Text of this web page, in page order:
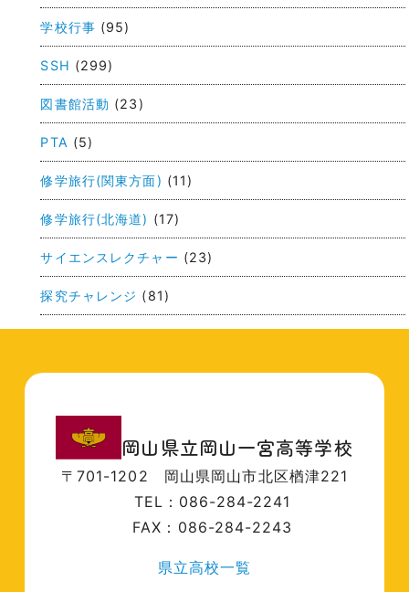
ゲ
ー
シ
ョ
ン
学校行事 (95)
SSH (299)
図書館活動 (23)
PTA (5)
修学旅行(関東方面) (11)
修学旅行(北海道) (17)
サイエンスレクチャー (23)
探究チャレンジ (81)
岡山県立岡山一宮高等学校
〒701-1202 岡山県岡山市北区楢津221
TEL：086-284-2241
FAX：086-284-2243
県立高校一覧